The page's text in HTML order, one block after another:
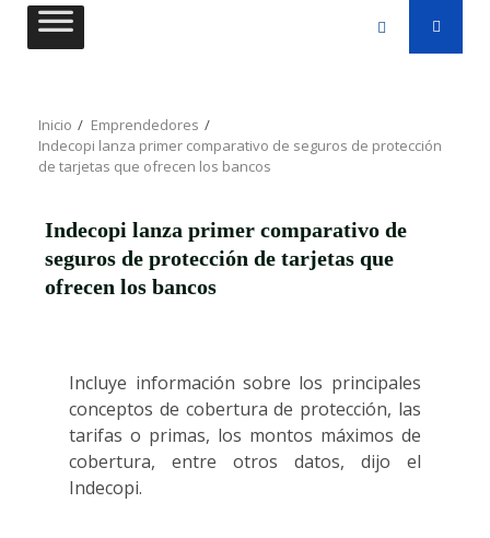
Saltar
Inicio
Emprendedores
Indecopi lanza primer comparativo de seguros de protección
de tarjetas que ofrecen los bancos
Indecopi lanza primer comparativo de
seguros de protección de tarjetas que
ofrecen los bancos
Incluye información sobre los principales
conceptos de cobertura de protección, las
tarifas o primas, los montos máximos de
cobertura, entre otros datos, dijo el
Indecopi.